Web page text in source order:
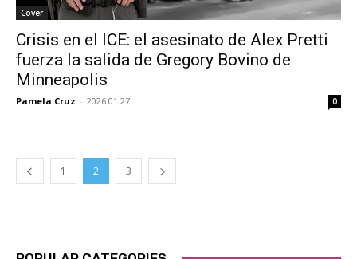
Cover
Crisis en el ICE: el asesinato de Alex Pretti
fuerza la salida de Gregory Bovino de
Minneapolis
Pamela Cruz - 2026.01.27 0
1 2 3